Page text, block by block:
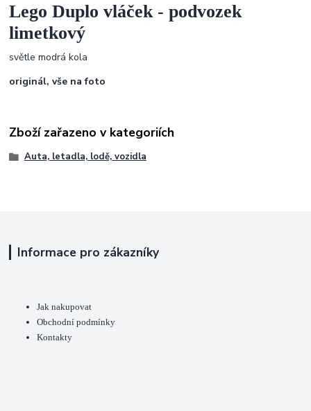
Lego Duplo vláček - podvozek
limetkový
světle modrá kola
originál, vše na foto
Zboží zařazeno v kategoriích
Auta, letadla, lodě, vozidla
Informace pro zákazníky
Jak nakupovat
Obchodní podmínky
Kontakty